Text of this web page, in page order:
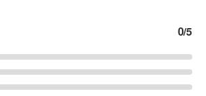
07 - hellrot 08 - rot
0/5